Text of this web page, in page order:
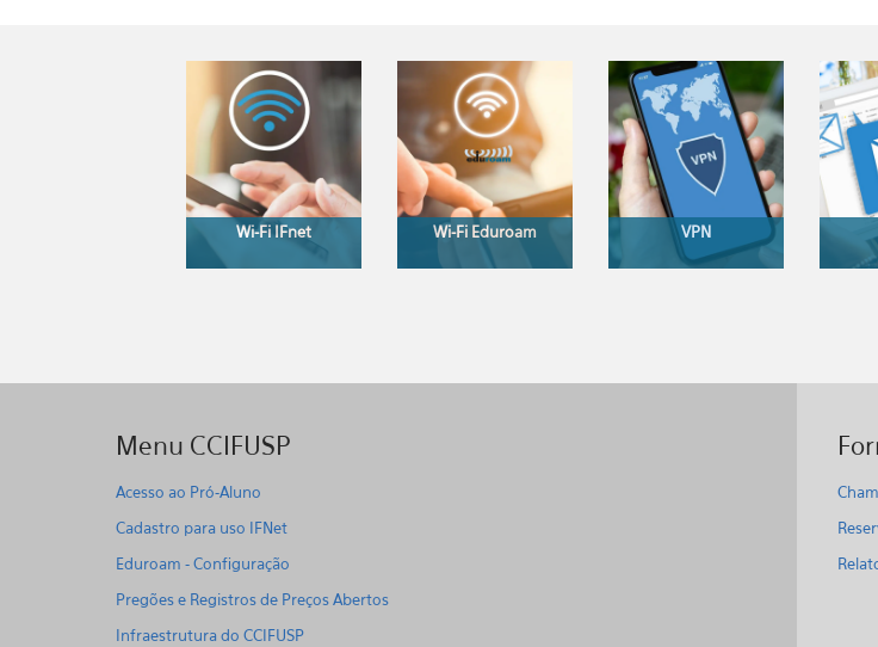
Wi-Fi IFnet Wi-Fi Eduroam VPN
Menu CCIFUSP
Acesso ao Pró-Aluno
Cadastro para uso IFNet
Eduroam - Configuração
Pregões e Registros de Preços Abertos
Infraestrutura do CCIFUSP